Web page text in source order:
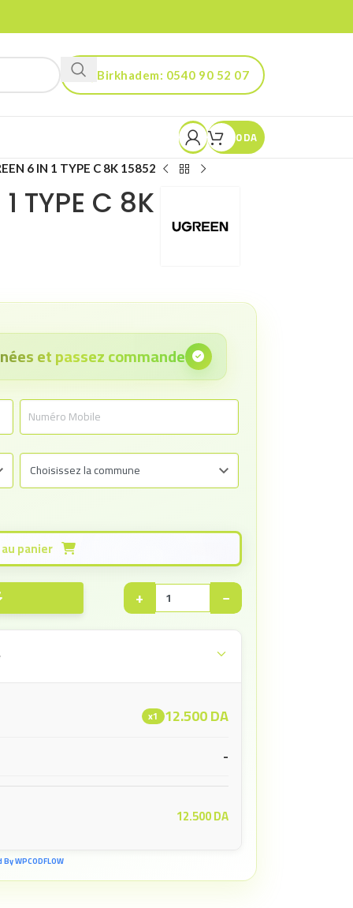
Birkhadem: 0540 90 52 07
Kouba: 0560 90 52 03
0DA
6 IN 1 TYPE C 8K 15852
TYPE C 8K
et passez commande
Ajouter au panier
−
+
x1 12.500DA
-
12.500DA
WPCODFLOW